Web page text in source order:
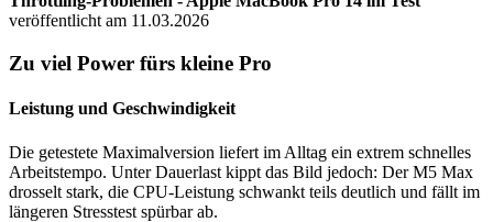
veröffentlicht am 11.03.2026
Zu viel Power fürs kleine Pro
Leistung und Geschwindigkeit
Die getestete Maximalversion liefert im Alltag ein extrem schnelles
Arbeitstempo. Unter Dauerlast kippt das Bild jedoch: Der M5 Max
drosselt stark, die CPU-Leistung schwankt teils deutlich und fällt im
längeren Stresstest spürbar ab.